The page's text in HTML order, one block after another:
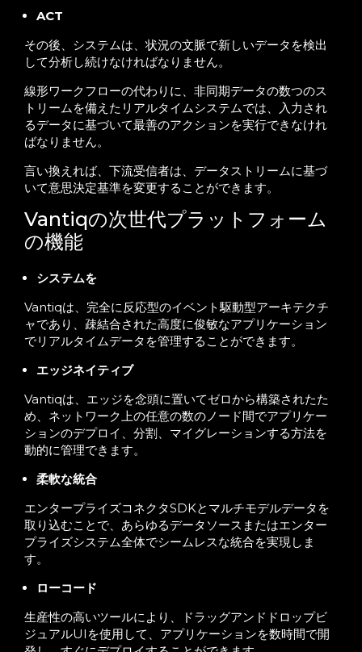
ACT
その後、システムは、状況の文脈で新しいデータを検出
して分析し続けなければなりません。
線形ワークフローの代わりに、非同期データの数つのス
トリームを備えたリアルタイムシステムでは、入力され
るデータに基づいて最善のアクションを実行できなけれ
ばなりません。
言い換えれば、下流受信者は、データストリームに基づ
いて意思決定基準を変更することができます。
Vantiqの次世代プラットフォーム
の機能
システムを
Vantiqは、完全に反応型のイベント駆動型アーキテクチ
ャであり、疎結合された高度に俊敏なアプリケーション
でリアルタイムデータを管理することができます。
エッジネイティブ
Vantiqは、エッジを念頭に置いてゼロから構築されたた
め、ネットワーク上の任意の数のノード間でアプリケー
ションのデプロイ、分割、マイグレーションする方法を
動的に管理できます。
柔軟な統合
エンタープライズコネクタSDKとマルチモデルデータを
取り込むことで、あらゆるデータソースまたはエンター
プライズシステム全体でシームレスな統合を実現しま
す。
ローコード
生産性の高いツールにより、ドラッグアンドドロップビ
ジュアルUIを使用して、アプリケーションを数時間で開